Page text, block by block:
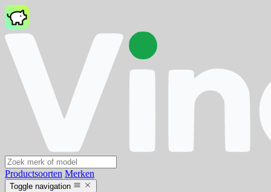
Productsoorten Merken
Toggle navigation